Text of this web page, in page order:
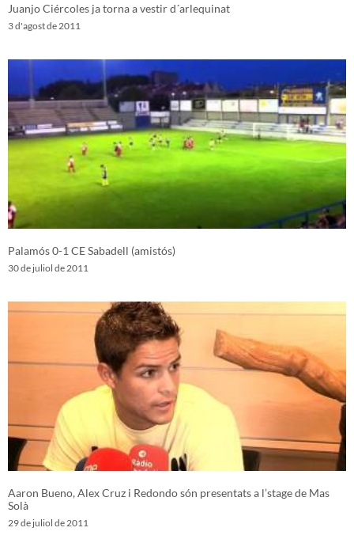
Juanjo Ciércoles ja torna a vestir d´arlequinat
3 d'agost de 2011
Palamós 0-1 CE Sabadell (amistós)
30 de juliol de 2011
Aaron Bueno, Alex Cruz i Redondo són presentats a l’stage de Mas
Solà
29 de juliol de 2011